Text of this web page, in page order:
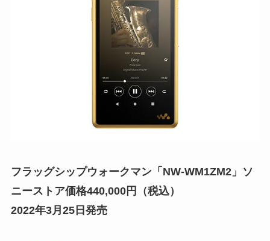
フラッグシップウォークマン「NW-WM1ZM2」ソ
ニーストア価格440,000円（税込）
2022年3月25日発売